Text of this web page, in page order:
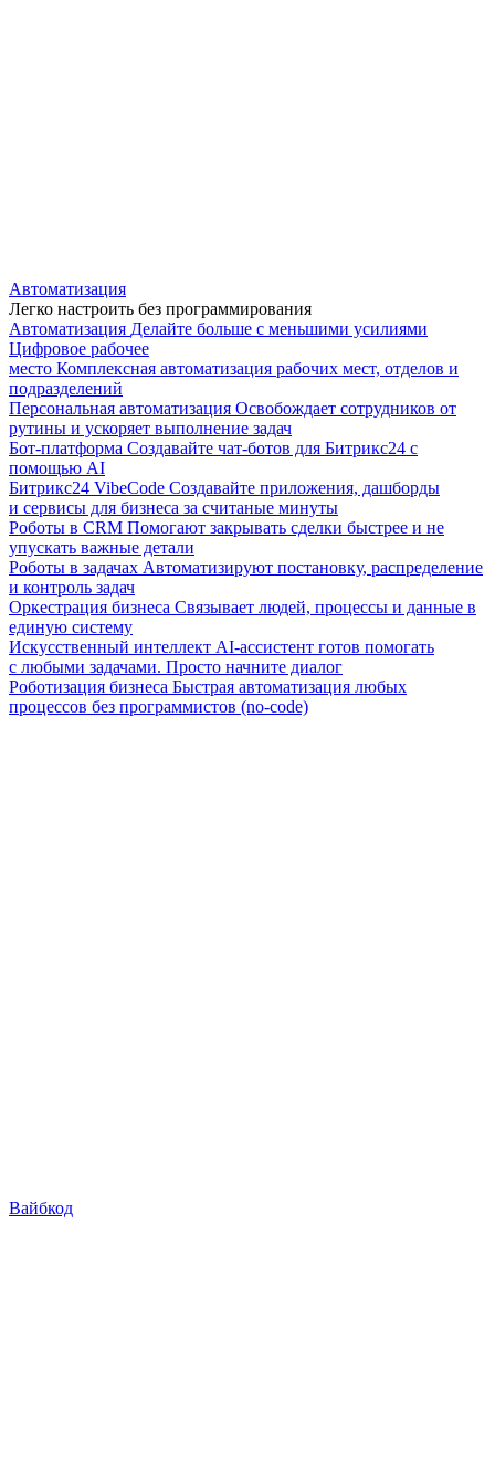
Автоматизация
Легко настроить без программирования
Автоматизация Делайте больше с меньшими усилиями
Цифровое рабочее
место Комплексная автоматизация рабочих мест, отделов и
подразделений
Персональная автоматизация Освобождает сотрудников от
рутины и ускоряет выполнение задач
Бот-платформа Создавайте чат-ботов для Битрикс24 с
помощью AI
Битрикс24 VibeCode Создавайте приложения, дашборды
и сервисы для бизнеса за считаные минуты
Роботы в CRM Помогают закрывать сделки быстрее и не
упускать важные детали
Роботы в задачах Автоматизируют постановку, распределение
и контроль задач
Оркестрация бизнеса Связывает людей, процессы и данные в
единую систему
Искусственный интеллект AI-ассистент готов помогать
с любыми задачами. Просто начните диалог
Роботизация бизнеса Быстрая автоматизация любых
процессов без программистов (no-code)
Вайбкод